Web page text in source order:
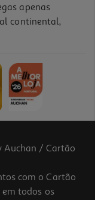
Ventosa
apenas
continental,
Auchan / Cartão
com o Cartão
todos os